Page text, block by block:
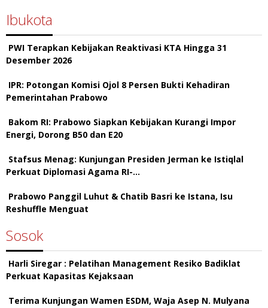
Ibukota
PWI Terapkan Kebijakan Reaktivasi KTA Hingga 31
Desember 2026
IPR: Potongan Komisi Ojol 8 Persen Bukti Kehadiran
Pemerintahan Prabowo
Bakom RI: Prabowo Siapkan Kebijakan Kurangi Impor
Energi, Dorong B50 dan E20
Stafsus Menag: Kunjungan Presiden Jerman ke Istiqlal
Perkuat Diplomasi Agama RI-…
Prabowo Panggil Luhut & Chatib Basri ke Istana, Isu
Reshuffle Menguat
Sosok
Harli Siregar : Pelatihan Management Resiko Badiklat
Perkuat Kapasitas Kejaksaan
Terima Kunjungan Wamen ESDM, Waja Asep N. Mulyana